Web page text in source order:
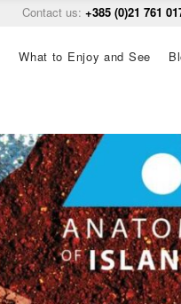
Contact us: +385 (0)21 761
What to Enjoy and See